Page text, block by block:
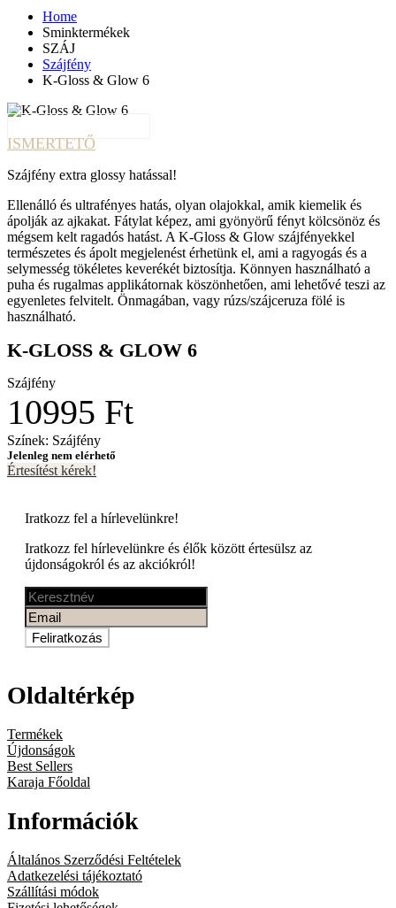
Home
Sminktermékek
SZÁJ
Szájfény
K-Gloss & Glow 6
ISMERTETŐ
Szájfény extra glossy hatással!
Ellenálló és ultrafényes hatás, olyan olajokkal, amik kiemelik és
ápolják az ajkakat. Fátylat képez, ami gyönyörű fényt kölcsönöz és
mégsem kelt ragadós hatást. A K-Gloss & Glow szájfényekkel
természetes és ápolt megjelenést érhetünk el, ami a ragyogás és a
selymesség tökéletes keverékét biztosítja. Könnyen használható a
puha és rugalmas applikátornak köszönhetően, ami lehetővé teszi az
egyenletes felvitelt. Önmagában, vagy rúzs/szájceruza fölé is
használható.
K-GLOSS & GLOW 6
Szájfény
10995 Ft
Színek: Szájfény
Jelenleg nem elérhető
Értesítést kérek!
Iratkozz fel a hírlevelünkre!
Iratkozz fel hírlevelünkre és élők között értesülsz az
újdonságokról és az akciókról!
Feliratkozás
Oldaltérkép
Termékek
Újdonságok
Best Sellers
Karaja Főoldal
Információk
Általános Szerződési Feltételek
Adatkezelési tájékoztató
Szállítási módok